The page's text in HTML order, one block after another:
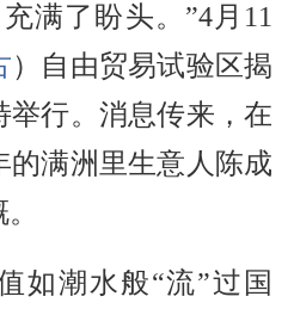
满了盼头。”4月11
）自由贸易试验区揭
举行。消息传来，在
的满洲里生意人陈成
如潮水般“流”过国